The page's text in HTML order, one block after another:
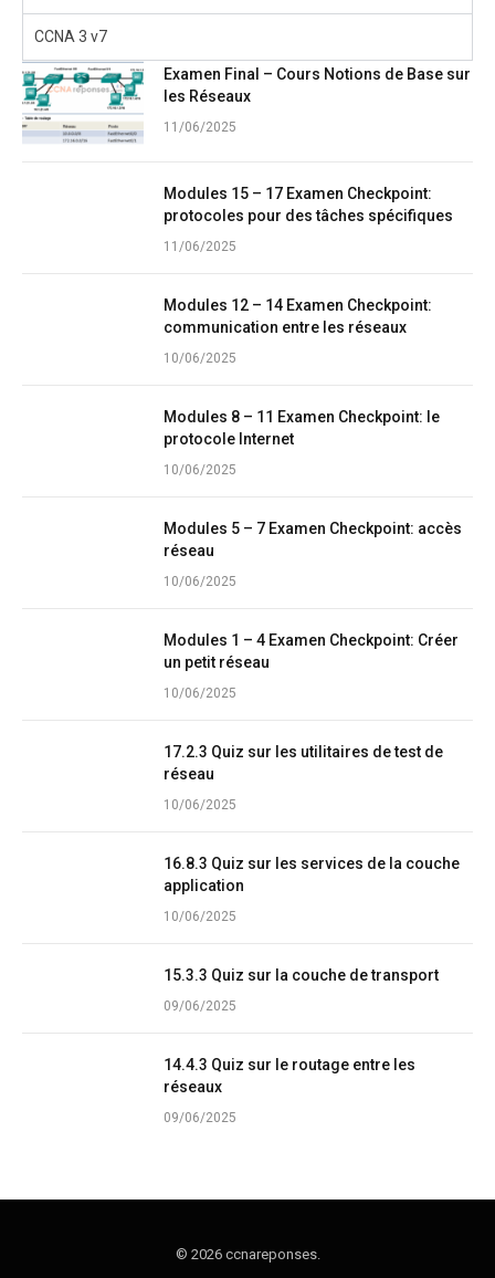
CCNA 3 v7
Examen Final – Cours Notions de Base sur
les Réseaux
11/06/2025
Modules 15 – 17 Examen Checkpoint:
protocoles pour des tâches spécifiques
11/06/2025
Modules 12 – 14 Examen Checkpoint:
communication entre les réseaux
10/06/2025
Modules 8 – 11 Examen Checkpoint: le
protocole Internet
10/06/2025
Modules 5 – 7 Examen Checkpoint: accès
réseau
10/06/2025
Modules 1 – 4 Examen Checkpoint: Créer
un petit réseau
10/06/2025
17.2.3 Quiz sur les utilitaires de test de
réseau
10/06/2025
16.8.3 Quiz sur les services de la couche
application
10/06/2025
15.3.3 Quiz sur la couche de transport
09/06/2025
14.4.3 Quiz sur le routage entre les
réseaux
09/06/2025
© 2026 ccnareponses.